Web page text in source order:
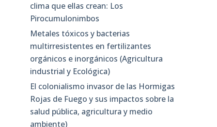
clima que ellas crean: Los
Pirocumulonimbos
Metales tóxicos y bacterias
multirresistentes en fertilizantes
orgánicos e inorgánicos (Agricultura
industrial y Ecológica)
El colonialismo invasor de las Hormigas
Rojas de Fuego y sus impactos sobre la
salud pública, agricultura y medio
ambiente)